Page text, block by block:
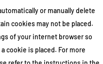
or manually delete
cookies may not be placed.
of your internet browser so
cookie is placed. For more